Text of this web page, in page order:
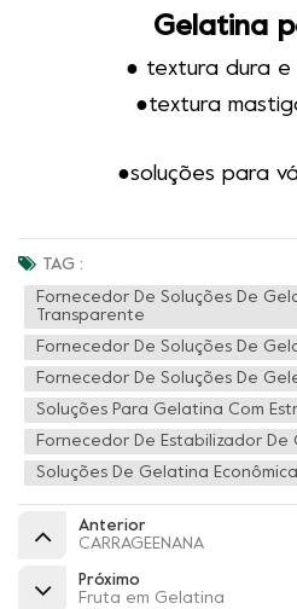
Gelatina
● textura dura e
●textura
●soluções para
TAG :
Fornecedor De Soluções De
Transparente
Fornecedor De Soluções De
Fornecedor De Soluções De
Soluções Para Gelatina Com
Fornecedor De Estabilizador De
Soluções De Gelatina
Anterior
CARRAGEENANA
Próximo
Fruta em Gelatina